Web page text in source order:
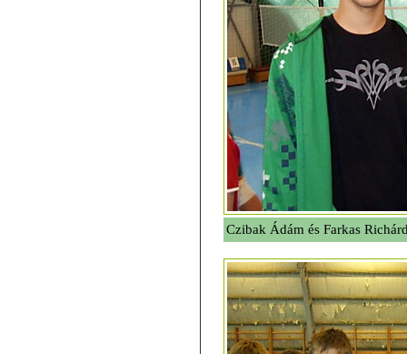
Czibak Ádám és Farkas